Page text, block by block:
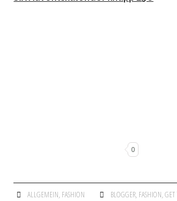
0
ALLGEMEIN, FASHION BLOGGER, FASHION,GET